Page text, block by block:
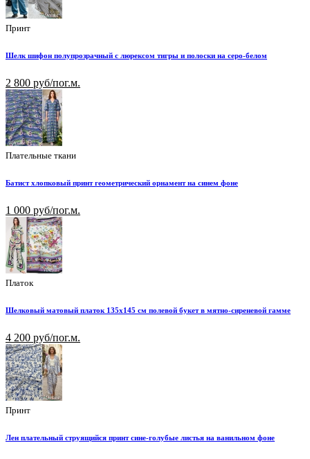
Принт
Шелк шифон полупрозрачный с люрексом тигры и полоски на серо-белом
2 800 руб/пог.м.
Плательные ткани
Батист хлопковый принт геометрический орнамент на синем фоне
1 000 руб/пог.м.
Платок
Шелковый матовый платок 135х145 см полевой букет в мятно-сиреневой гамме
4 200 руб/пог.м.
Принт
Лен плательный струящийся принт сине-голубые листья на ванильном фоне